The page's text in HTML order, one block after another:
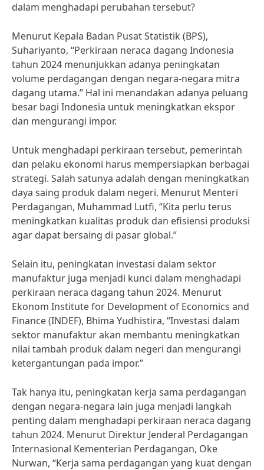
dalam menghadapi perubahan tersebut?
Menurut Kepala Badan Pusat Statistik (BPS),
Suhariyanto, “Perkiraan neraca dagang Indonesia
tahun 2024 menunjukkan adanya peningkatan
volume perdagangan dengan negara-negara mitra
dagang utama.” Hal ini menandakan adanya peluang
besar bagi Indonesia untuk meningkatkan ekspor
dan mengurangi impor.
Untuk menghadapi perkiraan tersebut, pemerintah
dan pelaku ekonomi harus mempersiapkan berbagai
strategi. Salah satunya adalah dengan meningkatkan
daya saing produk dalam negeri. Menurut Menteri
Perdagangan, Muhammad Lutfi, “Kita perlu terus
meningkatkan kualitas produk dan efisiensi produksi
agar dapat bersaing di pasar global.”
Selain itu, peningkatan investasi dalam sektor
manufaktur juga menjadi kunci dalam menghadapi
perkiraan neraca dagang tahun 2024. Menurut
Ekonom Institute for Development of Economics and
Finance (INDEF), Bhima Yudhistira, “Investasi dalam
sektor manufaktur akan membantu meningkatkan
nilai tambah produk dalam negeri dan mengurangi
ketergantungan pada impor.”
Tak hanya itu, peningkatan kerja sama perdagangan
dengan negara-negara lain juga menjadi langkah
penting dalam menghadapi perkiraan neraca dagang
tahun 2024. Menurut Direktur Jenderal Perdagangan
Internasional Kementerian Perdagangan, Oke
Nurwan, “Kerja sama perdagangan yang kuat dengan